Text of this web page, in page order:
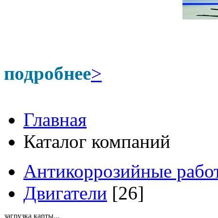
подробнее>
Главная
Каталог компаний
Антикоррозийные
Двигатели [26]
загрузка карты...